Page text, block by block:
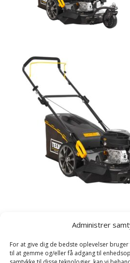
Administrer
For at give dig de bedste oplevelser
til at gemme og/eller få adgang til
Plæneklipper